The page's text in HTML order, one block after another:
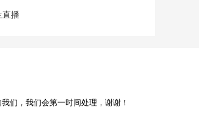
直播
们，我们会第一时间处理，谢谢！